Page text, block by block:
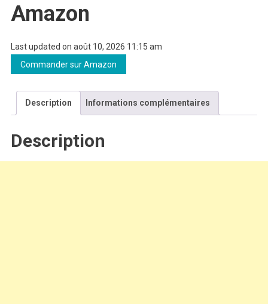
Amazon
Last updated on août 10, 2026 11:15 am
Commander sur Amazon
Description Informations complémentaires
Description